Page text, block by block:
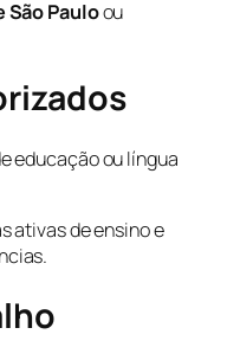
São Pauloou
educação ou língua
ativas de ensino e